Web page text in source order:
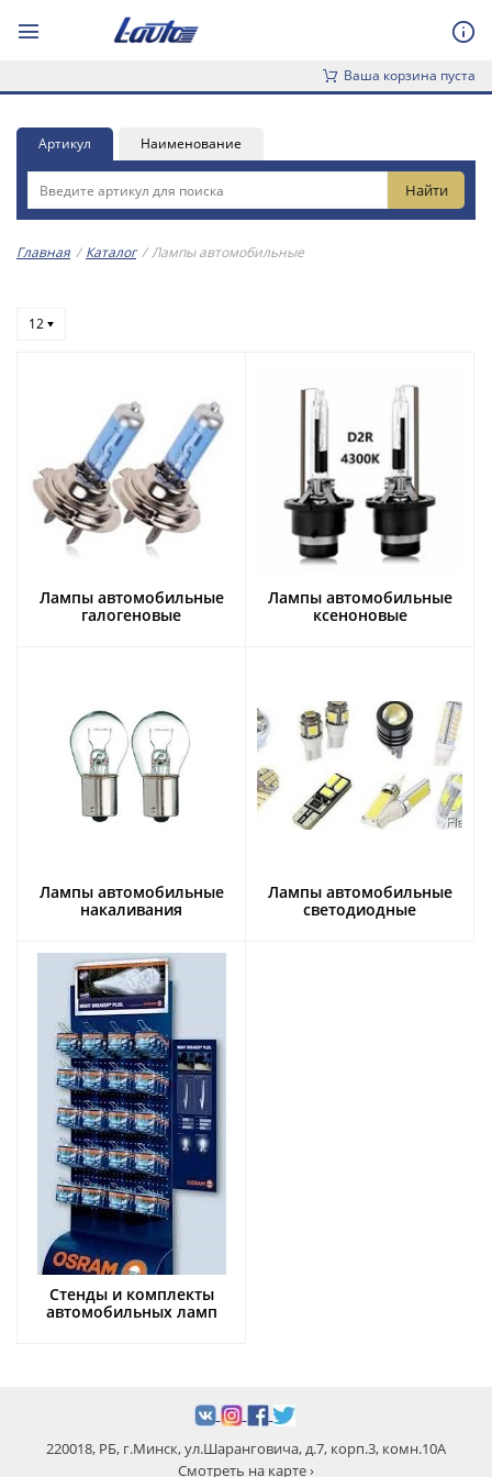
Ваша корзина пуста
Артикул Наименование
Главная / Каталог / Лампы автомобильные
12
Лампы автомобильные
галогеновые
Лампы автомобильные
ксеноновые
Лампы автомобильные
накаливания
Лампы автомобильные
светодиодные
Стенды и комплекты
автомобильных ламп
220018, РБ, г.Минск, ул.Шаранговича, д.7, корп.3, комн.10А
Смотреть на карте ›